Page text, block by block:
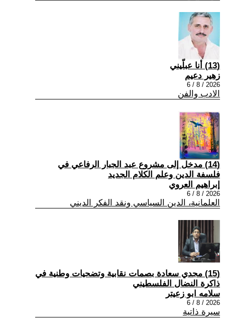
(13) أنا عبلّيني
زهير دعيم
2026 / 8 / 6
الادب والفن
(14) مدخل إلى مشروع عبد الجبار الرفاعي في
فلسفة الدين وعلم الكلام الجديد
إبراهيم العروي
2026 / 8 / 6
العلمانية، الدين السياسي ونقد الفكر الديني
(15) مجدي سعادة بصمات نقابية وتضحيات وطنية في
ذاكرة النضال الفلسطيني
سلامه ابو زعيتر
2026 / 8 / 6
سيرة ذاتية